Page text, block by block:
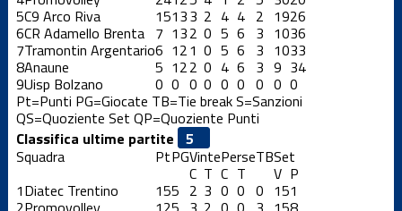
5C9 Arco Riva 15133 2 4 4 2 1926
6CR Adamello Brenta 7 132 0 5 6 3 1036
7Tramontin Argentario6 121 0 5 6 3 1033
8Anaune 5 122 0 4 6 3 9 34
9Uisp Bolzano 0 0 0 0 0 0 0 0 0
Pt=Punti PG=Giocate TB=Tie breakS=Sanzioni
QS=Quoziente Set QP=Quoziente Punti
Classifica ultime partite
Squadra
PtPGVintePerseTBSet
C T C T V P
1Diatec Trentino 155 2 3 0 0 0 151